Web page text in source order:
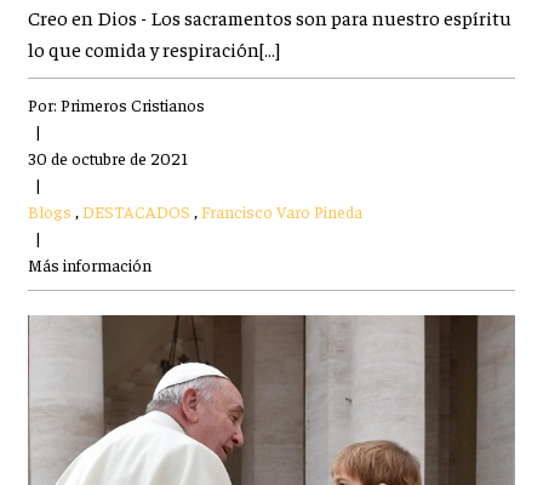
Creo en Dios - Los sacramentos son para nuestro espíritu
lo que comida y respiración[…]
Por: Primeros Cristianos
|
30 de octubre de 2021
|
Blogs ,DESTACADOS ,Francisco Varo Pineda
|
Más información